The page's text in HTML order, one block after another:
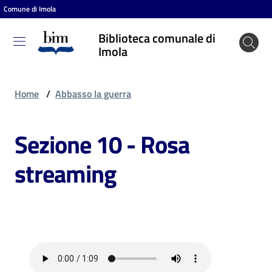
Vai al contenuto
Vai alla navigazione
Vai al footer
Comune di Imola
Biblioteca comunale di
Imola
Biblioteca
comunale
Entra
Cosa
Home / Abbasso la guerra
Sezione 10 - Rosa
streaming